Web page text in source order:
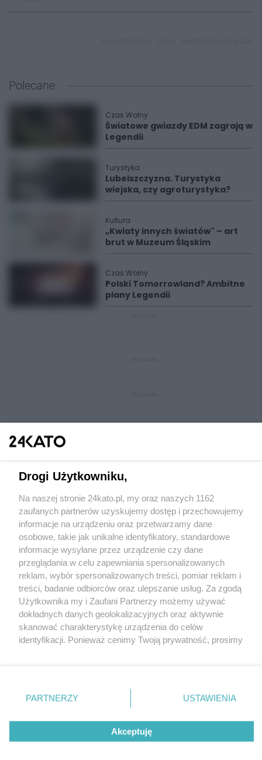
Polecane
Czas Wolny
Światowe gwiazdy EDM zagrają w
Legendii
Turystyka
Lubelszczyzna. Turystyka
wiejska, czy agroturystyka?
Kultura
„Kwiaty innych światów" – art
brut w Muzeum Śląskim
Czas Wolny
Polski Tomorrowland? Ambitne
plany Legendii
Wydawca mediów lokalnych
Nie zapomnij
zapoznać się z:
polityką prywatności regulamin korzystania z portali
Twojemiasto
Piekary Śląskie
Chorzów
Tarnowskie Góry
Gliwice
Skontakuj sięz nami
Kontakt
Wydawca
Redakcja
Drogi Użytkowniku,
Na naszej stronie 24kato.pl, my oraz naszych 1162
zaufanych partnerów uzyskujemy dostęp i przechowujemy
informacje na urządzeniu oraz przetwarzamy dane
osobowe, takie jak unikalne identyfikatory, standardowe
informacje wysyłane przez urządzenie czy dane
przeglądania w celu zapewniania spersonalizowanych
reklam, wybór spersonalizowanych treści, pomiar reklam i
treści, badanie odbiorców oraz ulepszanie usług. Za zgodą
Użytkownika my i Zaufani Partnerzy możemy używać
dokładnych danych geolokalizacyjnych oraz aktywnie
skanować charakterystykę urządzenia do celów
identyfikacji. Ponieważ cenimy Twoją prywatność, prosimy
prywatności znajdujący się w lewym dolnym rogu strony
. Niektóre rodzaje przetwarzania danych nie wymagają
zgody użytkownika, ale masz prawo sprzeciwić się
takiemu przetwarzaniu. Preferencje będą miały
zastosowania tylko na tej witrynie.
PARTNERZY USTAWIENIA
Akceptuję